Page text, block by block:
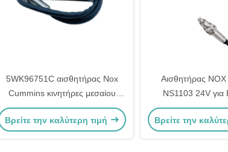
5WK96751C αισθητήρας Nox
Cummins κινητήρες μεσαίου
βάρους OE πρότυπο 4326862
2897309
Βρείτε την καλύτερη τιμή
Αισθητήρας
NS1103 24V για
Mercedes το
Βρείτε την